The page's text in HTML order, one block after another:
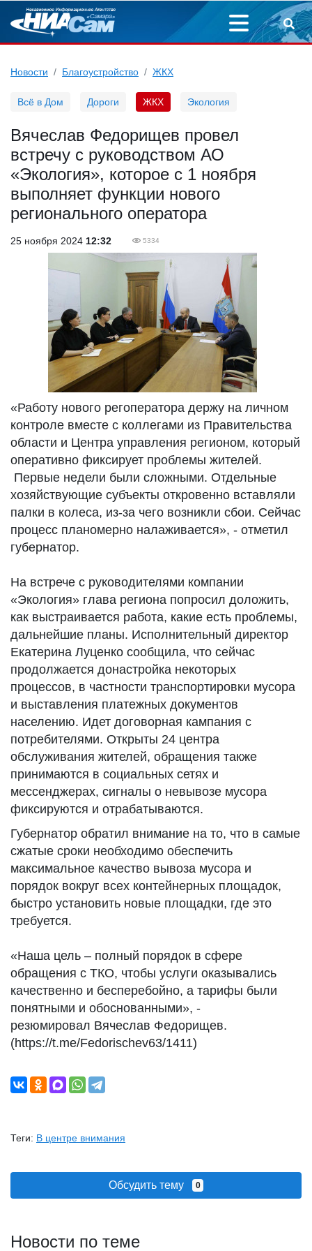
Новости Благоустройство ЖКХ
Всё в Дом Дороги ЖКХ Экология
Вячеслав Федорищев провел
встречу с руководством АО
«Экология», которое с 1 ноября
выполняет функции нового
регионального оператора
25 ноября 2024 12:32 5334
«Работу нового регоператора держу на личном
контроле вместе с коллегами из Правительства
области и Центра управления регионом, который
оперативно фиксирует проблемы жителей.
Первые недели были сложными. Отдельные
хозяйствующие субъекты откровенно вставляли
палки в колеса, из-за чего возникли сбои. Сейчас
процесс планомерно налаживается», - отметил
губернатор.
На встрече с руководителями компании
«Экология» глава региона попросил доложить,
как выстраивается работа, какие есть проблемы,
дальнейшие планы. Исполнительный директор
Екатерина Луценко сообщила, что сейчас
продолжается донастройка некоторых
процессов, в частности транспортировки мусора
и выставления платежных документов
населению. Идет договорная кампания с
потребителями. Открыты 24 центра
обслуживания жителей, обращения также
принимаются в социальных сетях и
мессенджерах, сигналы о невывозе мусора
фиксируются и отрабатываются.
Губернатор обратил внимание на то, что в самые
сжатые сроки необходимо обеспечить
максимальное качество вывоза мусора и
порядок вокруг всех контейнерных площадок,
быстро установить новые площадки, где это
требуется.
«Наша цель – полный порядок в сфере
обращения с ТКО, чтобы услуги оказывались
качественно и бесперебойно, а тарифы были
понятными и обоснованными», -
резюмировал Вячеслав Федорищев.
(https://t.me/Fedorischev63/1411)
Теги: В центре внимания
Обсудить тему 0
Новости по теме